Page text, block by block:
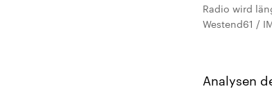
Radio wird
Westend61 /
Analysen